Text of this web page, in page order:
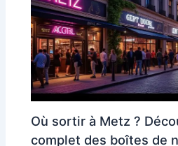
Où sortir à Metz ?
complet des boîtes de